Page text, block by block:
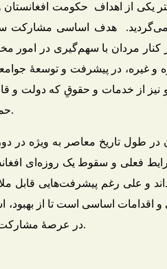
یکی از اهداف حکومت افغانستان و
هدف اساسی مشارکت
کنار مردان با سهم‌گیری در امور
و غیره، در پیشرفت و توسعۀ
و نیز از خدمات و حقوق‌ِ که دولت و
حمایت می‌کند، مستفید گردند.
طول تاریخ معاصر به ویژه در
فعلی و سقوط یک روزه‌ای
و علی‌ رغم پیشرفت‌هایی قابل
اساسی است تا از بهبود،
در عرصۀ مشارکت زنان در آیندۀ اطمینان دهد.